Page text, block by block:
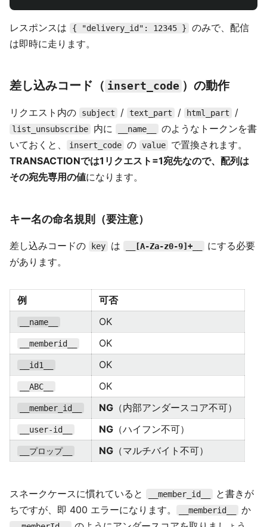
レスポンスは { "delivery_id": 12345 }
のみで、配信
は即時に走ります。
差し込みコード（ insert_code ）の動作
リクエスト内の subject / text_part / html_part /
list_unsubscribe 内に __name__
のようなトークンを書
いておくと、
insert_code の value
で置換されます。
TRANSACTIONでは1リクエスト=1宛先なので、配列は
その宛先専用の値になります。
キー名の命名規則（要注意）
差し込みコードの key は __[A-Za-z0-9]+__
にする必要
があります。
例 可否
__name__ OK
__memberid__ OK
__id1__ OK
__ABC__ OK
__member_id__ NG （内部アンダースコア不可）
__user-id__ NG （ハイフン不可）
__プロップ__ NG （マルチバイト不可）
スネークケースに慣れていると __member_id__
と書きが
ちですが、即 400 エラーになります。
__memberid__ か